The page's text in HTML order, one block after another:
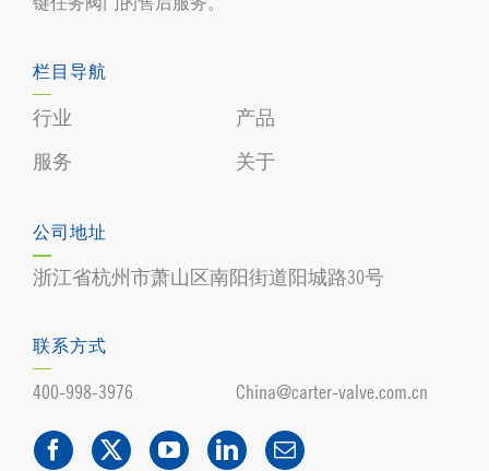
栏目导航
行业
产品
服务
关于
公司地址
浙江省杭州市萧山区南阳街道阳城路30号
联系方式
400-998-3976 China@carter-valve.com.cn